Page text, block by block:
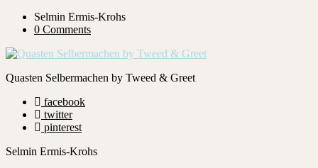
Selmin Ermis-Krohs
0 Comments
Quasten Selbermachen by Tweed & Greet
facebook
twitter
pinterest
Selmin Ermis-Krohs